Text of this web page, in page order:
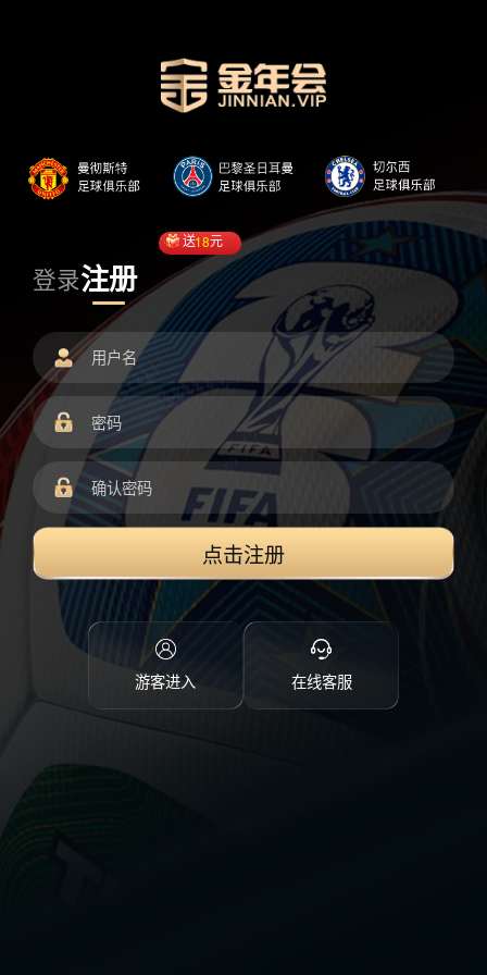
登录注册
送18元
点击注册
游客进入 在线客服